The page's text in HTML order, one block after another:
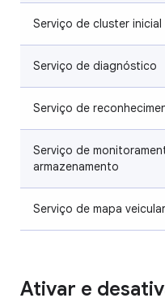
Serviço de cluster inicial
Serviço de diagnóstico
Serviço de
Serviço de
armazenamento
Serviço de mapa veicular
Ativar e